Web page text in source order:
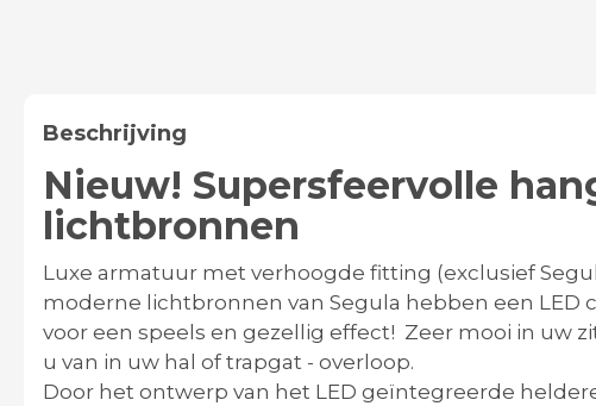
Beschrijving
Nieuw! Supersfeervolle
lichtbronnen
Luxe armatuur met verhoogde fitting (exclusief
moderne lichtbronnen van Segula hebben een LED
voor een speels en gezellig effect! Zeer mooi in uw
u van in uw hal of trapgat - overloop.
Door het ontwerp van het LED geïntegreerde